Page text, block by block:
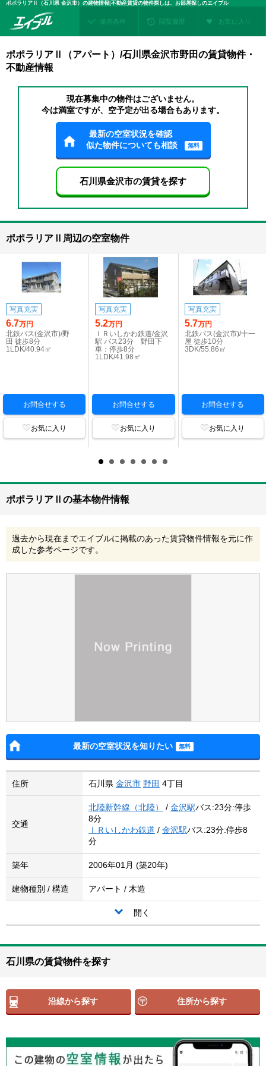
ポポラリアⅡ（石川県 金沢市）の建物情報|不動産賃貸の物件探しは、お部屋探しのエイブル
保存条件 閲覧履歴 お気に入り
ポポラリアⅡ（アパート）/石川県金沢市野田の賃貸物件・
不動産情報
現在募集中の物件はございません。
今は満室ですが、空予定が出る場合もあります。
最新の空室状況を確認
似た物件についても相談
無料
石川県金沢市の賃貸を探す
ポポラリアⅡ周辺の空室物件
写真充実
6.7万円
北鉄バス(金沢市)/野
田 徒歩8分
1LDK/40.94㎡
お問合せする
お気に入り
写真充実
5.2万円
ＩＲいしかわ鉄道/金沢
駅 バス23分 野田下
車：停歩8分
1LDK/41.98㎡
お問合せする
お気に入り
写真充実
5.7万円
北鉄バス(金沢市)/十一
屋 徒歩10分
3DK/55.86㎡
お問合せする
お気に入り
ポポラリアⅡの基本物件情報
過去から現在までエイブルに掲載のあった賃貸物件情報を元に作
成した参考ページです。
最新の空室状況を知りたい
住所 石川県 金沢市 野田 4丁目
交通
北陸新幹線（北陸） / 金沢駅バス:23分:停歩
8分
ＩＲいしかわ鉄道 / 金沢駅バス:23分:停歩8
分
築年 2006年01月 (築20年)
建物種別 / 構造 アパート / 木造
開く
石川県の賃貸物件を探す
沿線から探す 住所から探す